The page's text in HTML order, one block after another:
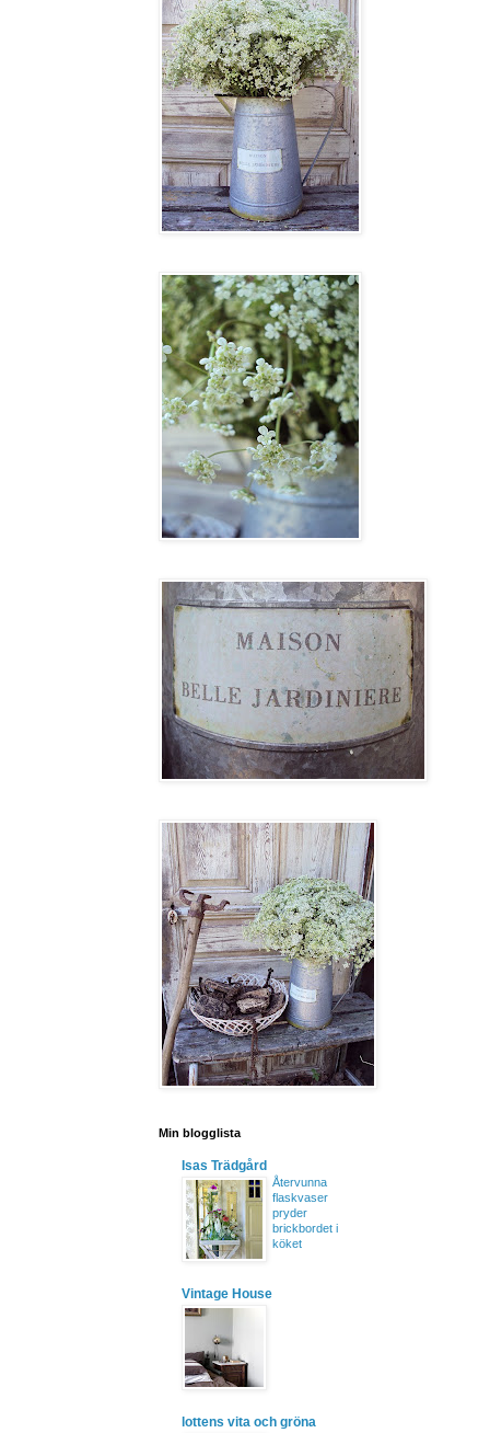
Min blogglista
Isas Trädgård
Återvunna
flaskvaser
pryder
brickbordet i
köket
Vintage House
lottens vita och gröna